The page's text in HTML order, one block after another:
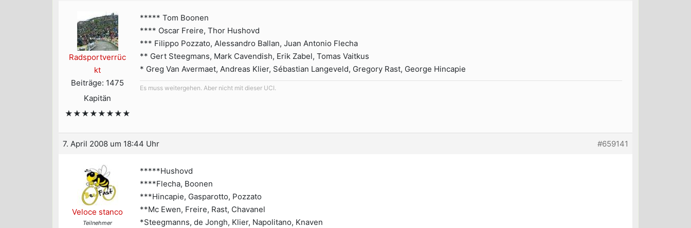
Radsportverrüc
kt
Beiträge: 1475
Kapitän
★★★★★★★★
***** Tom Boonen
**** Oscar Freire, Thor Hushovd
*** Filippo Pozzato, Alessandro Ballan, Juan Antonio Flecha
** Gert Steegmans, Mark Cavendish, Erik Zabel, Tomas Vaitkus
* Greg Van Avermaet, Andreas Klier, Sébastian Langeveld, Gregory Rast, George Hincapie
Es muss weitergehen. Aber nicht mit dieser UCI.
7. April 2008 um 18:44 Uhr #659141
Veloce stanco
Teilnehmer
*****Hushovd
****Flecha, Boonen
***Hincapie, Gasparotto, Pozzato
**Mc Ewen, Freire, Rast, Chavanel
*Steegmanns, de Jongh, Klier, Napolitano, Knaven